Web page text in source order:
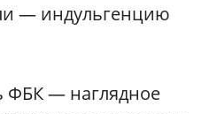
— индульгенцию
ФБК — наглядное